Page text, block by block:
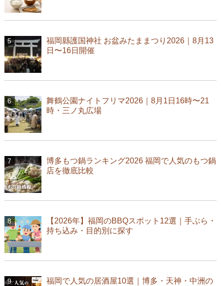
福岡縣護国神社 お盆みたままつり2026｜8月13
日〜16日開催
舞鶴公園ナイトフリマ2026｜8月1日16時〜21
時・三ノ丸広場
博多もつ鍋ランキング2026 福岡で人気のもつ鍋
店を徹底比較
【2026年】福岡のBBQスポット12選｜手ぶら・
持ち込み・目的別に探す
福岡で人気の居酒屋10選｜博多・天神・中洲の